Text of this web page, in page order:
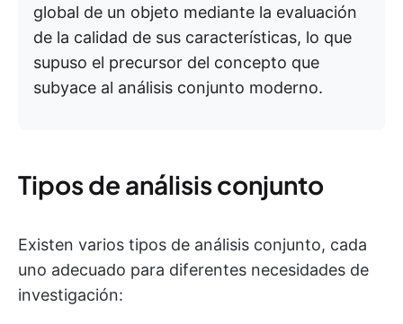
global de un objeto mediante la evaluación
de la calidad de sus características, lo que
supuso el precursor del concepto que
subyace al análisis conjunto moderno.
Tipos de análisis conjunto
Existen varios tipos de análisis conjunto, cada
uno adecuado para diferentes necesidades de
investigación: